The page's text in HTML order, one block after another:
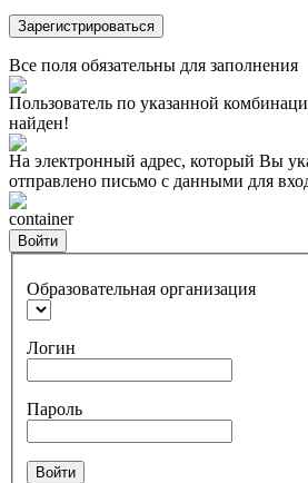
Зарегистрироваться
Все поля обязательны для заполнения
Пользователь по указанной
найден!
На электронный адрес, который Вы
отправлено письмо с данными для
container
Войти
Образовательная организация
Логин
Пароль
Войти